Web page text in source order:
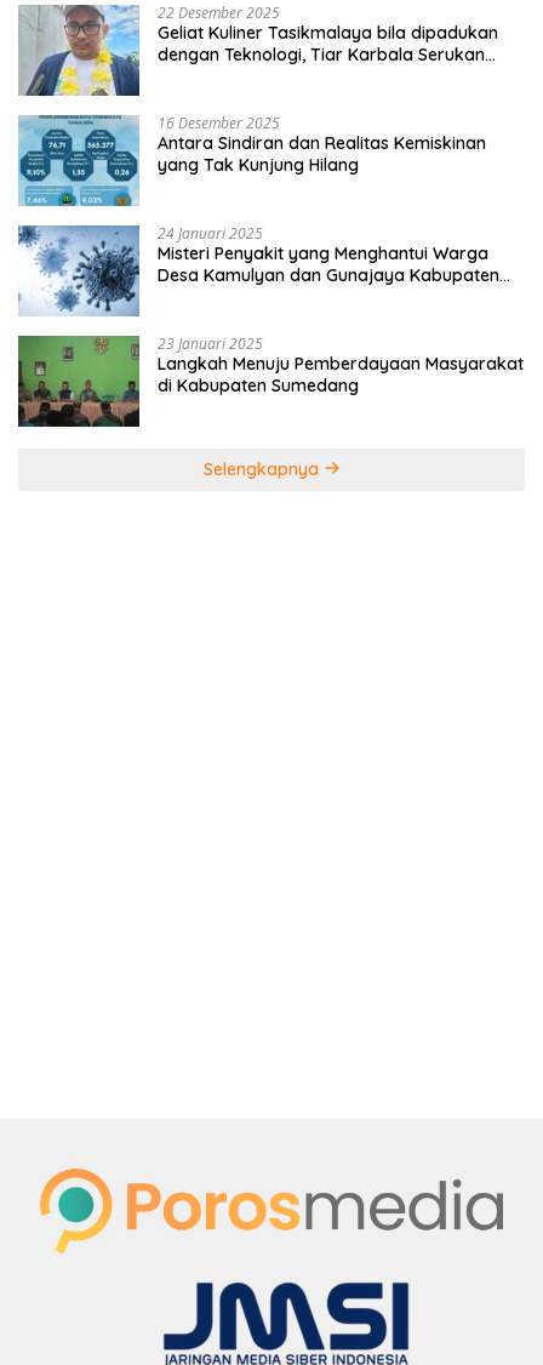
22 Desember 2025
Geliat Kuliner Tasikmalaya bila dipadukan
dengan Teknologi, Tiar Karbala Serukan
16 Desember 2025
Antara Sindiran dan Realitas Kemiskinan
yang Tak Kunjung Hilang
24 Januari 2025
Misteri Penyakit yang Menghantui Warga
Desa Kamulyan dan Gunajaya Kabupaten
23 Januari 2025
Langkah Menuju Pemberdayaan Masyarakat
di Kabupaten Sumedang
Selengkapnya